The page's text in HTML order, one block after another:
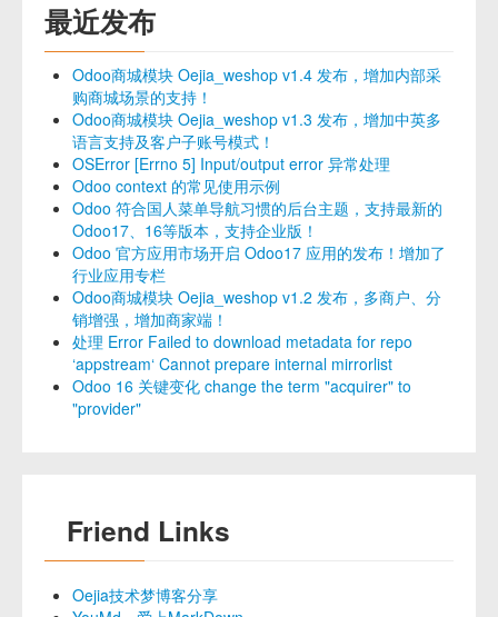
最近发布
Odoo商城模块 Oejia_weshop v1.4 发布，增加内部采
购商城场景的支持！
Odoo商城模块 Oejia_weshop v1.3 发布，增加中英多
语言支持及客户子账号模式！
OSError [Errno 5] Input/output error 异常处理
Odoo context 的常见使用示例
Odoo 符合国人菜单导航习惯的后台主题，支持最新的
Odoo17、16等版本，支持企业版！
Odoo 官方应用市场开启 Odoo17 应用的发布！增加了
行业应用专栏
Odoo商城模块 Oejia_weshop v1.2 发布，多商户、分
销增强，增加商家端！
处理 Error Failed to download metadata for repo
‘appstream‘ Cannot prepare internal mirrorlist
Odoo 16 关键变化 change the term "acquirer" to
"provider"
Friend Links
Oejia技术梦博客分享